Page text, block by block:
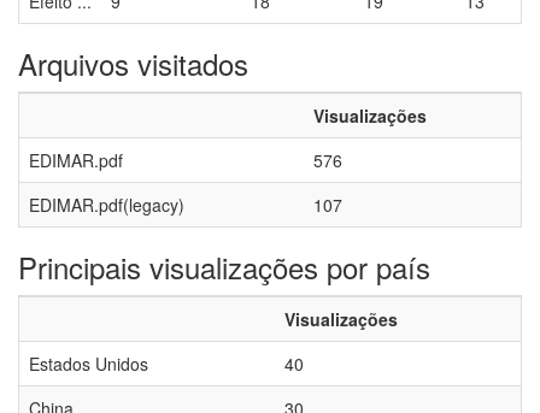
Arquivos visitados
Visualizações
EDIMAR.pdf
576
EDIMAR.pdf(legacy)
107
Principais visualizações por país
Visualizações
Estados Unidos
40
China
30